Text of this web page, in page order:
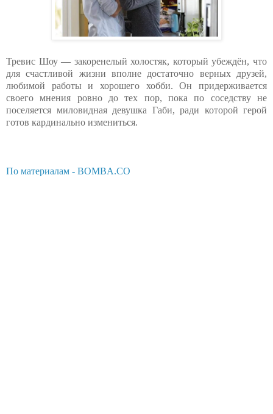
Тревис Шоу — закоренелый холостяк, который убеждён, что
для счастливой жизни вполне достаточно верных друзей,
любимой работы и хорошего хобби. Он придерживается
своего мнения ровно до тех пор, пока по соседству не
поселяется миловидная девушка Габи, ради которой герой
готов кардинально измениться.
По материалам - BOMBA.CO